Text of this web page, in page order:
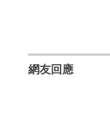
網友回應